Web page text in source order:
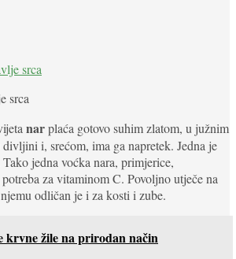
srca
narplaća gotovo suhim zlatom, u južnim
i, srećom, ima ga napretek. Jedna je
jedna voćka nara, primjerice,
za vitaminom C. Povoljno utječe na
odličan je i za kosti i zube.
krvne žile na prirodan način